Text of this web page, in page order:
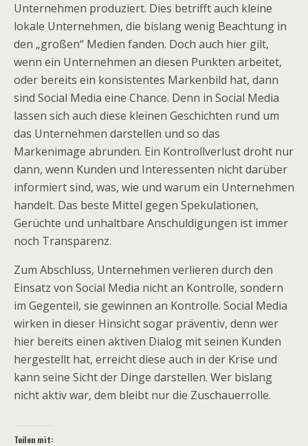
Unternehmen produziert. Dies betrifft auch kleine
lokale Unternehmen, die bislang wenig Beachtung in
den „großen“ Medien fanden. Doch auch hier gilt,
wenn ein Unternehmen an diesen Punkten arbeitet,
oder bereits ein konsistentes Markenbild hat, dann
sind Social Media eine Chance. Denn in Social Media
lassen sich auch diese kleinen Geschichten rund um
das Unternehmen darstellen und so das
Markenimage abrunden. Ein Kontrollverlust droht nur
dann, wenn Kunden und Interessenten nicht darüber
informiert sind, was, wie und warum ein Unternehmen
handelt. Das beste Mittel gegen Spekulationen,
Gerüchte und unhaltbare Anschuldigungen ist immer
noch Transparenz.
Zum Abschluss, Unternehmen verlieren durch den
Einsatz von Social Media nicht an Kontrolle, sondern
im Gegenteil, sie gewinnen an Kontrolle. Social Media
wirken in dieser Hinsicht sogar präventiv, denn wer
hier bereits einen aktiven Dialog mit seinen Kunden
hergestellt hat, erreicht diese auch in der Krise und
kann seine Sicht der Dinge darstellen. Wer bislang
nicht aktiv war, dem bleibt nur die Zuschauerrolle.
Teilen mit: